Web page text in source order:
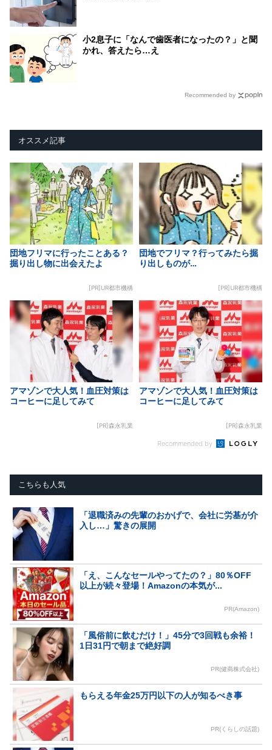
小2息子に「なんで歯医者になったの？」と聞
かれ、答えたら…え
Recommended by
オススメ記事
団地フリマに行ったことある？
掘り出し物に出会えたよ
[PR]UR都市機構
団地でフリマ？行ってみたら掘
り出しものが…
[PR]UR都市機構
アマゾンで大人気！血圧対策は
コーヒーに足してみて
[PR]森永乳業
アマゾンで大人気！血圧対策は
コーヒーに足してみて
[PR]森永乳業
Recommended by
こちらも人気
「退職済みの先輩のおかげで、会社に労基が介
入し…」驚きの展開
「え、こんなセールやってたの？」80％OFF
以上が続々登場！Amazonの本気が...
PR(Amazon)
「風俗前に飲むだけ！」45分で3回戦も余裕！
1日31円で朝まで絶好調
PR(健商株式会社)
もらえる年金25万円以下の人が知るべき事
PR(くらしの話題)